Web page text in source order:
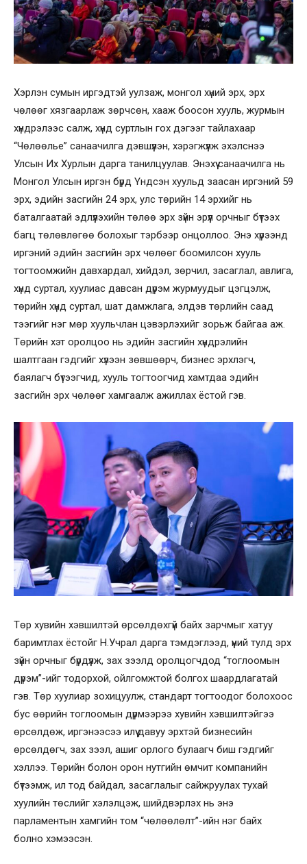
Хэрлэн сумын иргэдтэй уулзаж, монгол хүний эрх, эрх
чөлөөг хязгаарлаж зөрчсөн, хааж боосон хууль, журмын
хүндрэлээс салж, хүнд суртлын гох дэгээг тайлахаар
“Чөлөөлье” санаачилга дэвшүүлэн, хэрэгжүүлж эхэлснээ
Улсын Их Хурлын дарга танилцуулав. Энэхүү санаачилга нь
Монгол Улсын иргэн бүрд Үндсэн хуульд заасан иргэний 59
эрх, эдийн засгийн 24 эрх, улс төрийн 14 эрхийг нь
баталгаатай эдлүүлэхийн төлөө эрх зүйн эрүүл орчныг бүтээх
багц төлөвлөгөө болохыг тэрбээр онцоллоо. Энэ хүрээнд
иргэний эдийн засгийн эрх чөлөөг боомилсон хууль
тогтоомжийн давхардал, хийдэл, зөрчил, засаглал, авлига,
хүнд суртал, хуулиас давсан дүрэм журмуудыг цэгцэлж,
төрийн хүнд суртал, шат дамжлага, элдэв төрлийн саад
тээгийг нэг мөр хуульчлан цэвэрлэхийг зорьж байгаа аж.
Төрийн хэт оролцоо нь эдийн засгийн хүндрэлийн
шалтгаан гэдгийг хүлээн зөвшөөрч, бизнес эрхлэгч,
баялагч бүтээгчид, хууль тогтоогчид хамтдаа эдийн
засгийн эрх чөлөөг хамгаалж ажиллах ёстой гэв.
Төр хувийн хэвшилтэй өрсөлдөхгүй байх зарчмыг хатуу
баримтлах ёстойг Н.Учрал дарга тэмдэглээд, үүний тулд эрх
зүйн орчныг бүрдүүлж, зах зээлд оролцогчдод “тоглоомын
дүрэм”-ийг тодорхой, ойлгомжтой болгох шаардлагатай
гэв. Төр хуулиар зохицуулж, стандарт тогтоодог болохоос
бус өөрийн тоглоомын дүрмээрээ хувийн хэвшилтэйгээ
өрсөлдөж, иргэнээсээ илүү давуу эрхтэй бизнесийн
өрсөлдөгч, зах зээл, ашиг орлого булаагч биш гэдгийг
хэллээ. Төрийн болон орон нутгийн өмчит компанийн
бүтээмж, ил тод байдал, засаглалыг сайжруулах тухай
хуулийн төслийг хэлэлцэж, шийдвэрлэх нь энэ
парламентын хамгийн том “чөлөөлөлт”-ийн нэг байх
болно хэмээсэн.